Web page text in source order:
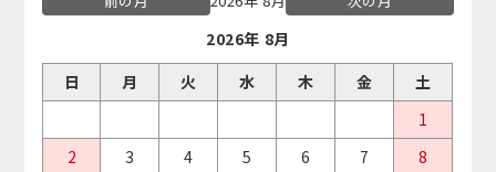
2026年 8月
日
月 火 水 木 金
土
1
2
3 4 5 6 7
8